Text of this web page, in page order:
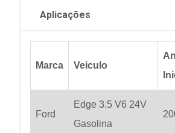
Aplicações
Marca Veiculo
Ford
Edge 3.5 V6 24V
Gasolina